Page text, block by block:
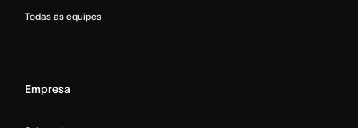
Todas as equipes
Empresa